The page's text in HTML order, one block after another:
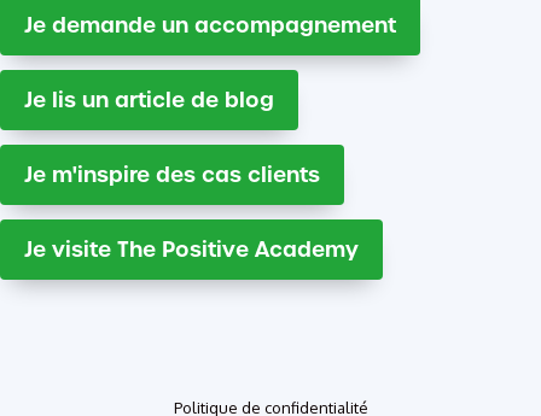
Je demande un accompagnement
Je lis un article de blog
Je m'inspire des cas clients
Je visite The Positive Academy
Politique de confidentialité